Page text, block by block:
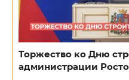
Торжество ко Дню
администрации